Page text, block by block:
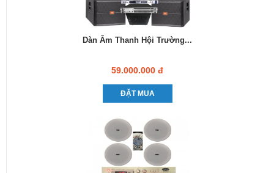
Dàn Âm Thanh Hội Trường...
59.000.000 đ
ĐẶT MUA